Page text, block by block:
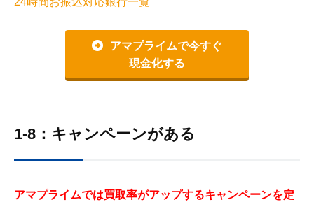
アマプライムで今すぐ
現金化する
1-8：キャンペーンがある
アマプライムでは買取率がアップするキャンペーンを定